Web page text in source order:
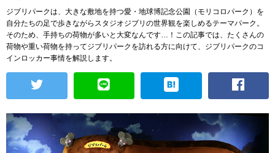
ジブリパークは、大きな敷地を持つ愛・地球博記念公園（モリコロパーク）を
自分たちの足で歩きながらスタジオジブリの世界観を楽しめるテーマパーク。
そのため、手持ちの荷物が多いと大変なんです…！この記事では、たくさんの
荷物や重い荷物を持ってジブリパークを訪れる方に向けて、ジブリパークのコ
インロッカー事情を解説します。